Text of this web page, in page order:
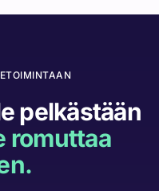
pelkästään
romuttaa